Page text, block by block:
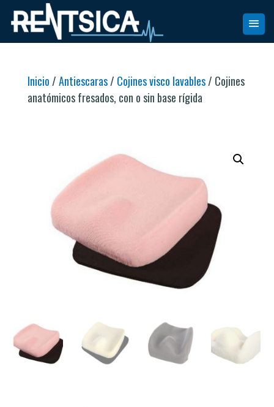
Inicio /Antiescaras/ Cojines visco lavables/ Cojines
anatómicos fresados, con o sin base rígida